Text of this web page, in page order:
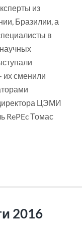
из
Бразилии, а
в
их сменили
ЦЭМИ
RePEc Томас
2016